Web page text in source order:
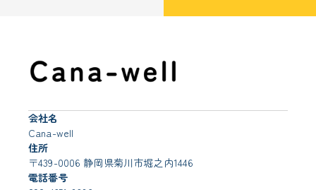
会社名
Cana-well
住所
〒439-0006 静岡県菊川市堀之内1446
電話番号